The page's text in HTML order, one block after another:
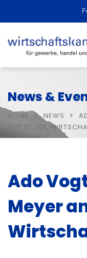
News &
HOME NEWS
SPITZE DER
Ado
Meyer